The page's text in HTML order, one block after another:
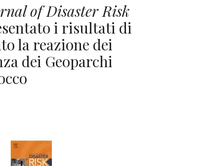
of Disaster Risk
i risultati di
la reazione dei
dei Geoparchi